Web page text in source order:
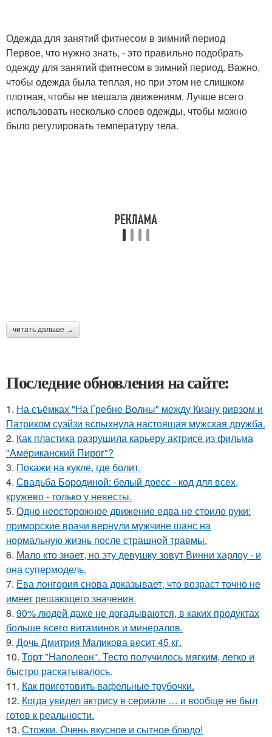
Одежда для занятий фитнесом в зимний период
Первое, что нужно знать, - это правильно подобрать
одежду для занятий фитнесом в зимний период. Важно,
чтобы одежда была теплая, но при этом не слишком
плотная, чтобы не мешала движениям. Лучше всего
использовать несколько слоев одежды, чтобы можно
было регулировать температуру тела.
читать дальше →
Последние обновления на сайте:
1. На съёмках "На Гребне Волны" между Киану ривзом и
Патриком суэйзи вспыхнула настоящая мужская дружба.
2. Как пластика разрушила карьеру актрисе из фильма
"Американский Пирог"?
3. Покажи на кукле, где болит.
4. Свадьба Бородиной: белый дресс - код для всех,
кружево - только у невесты.
5. Одно неосторожное движение едва не стоило руки:
приморские врачи вернули мужчине шанс на
нормальную жизнь после страшной травмы.
6. Мало кто знает, но эту девушку зовут Винни харлоу - и
она супермодель.
7. Ева лонгория снова доказывает, что возраст точно не
имеет решающего значения.
8. 90% людей даже не догадываются, в каких продуктах
больше всего витаминов и минералов.
9. Дочь Дмитрия Маликова весит 45 кг.
10. Торт "Наполеон". Тесто получилось мягким, легко и
быстро раскатывалось.
11. Как приготовить вафельные трубочки.
12. Когда увидел актрису в сериале … и вообще не был
готов к реальности.
13. Стожки. Очень вкусное и сытное блюдо!